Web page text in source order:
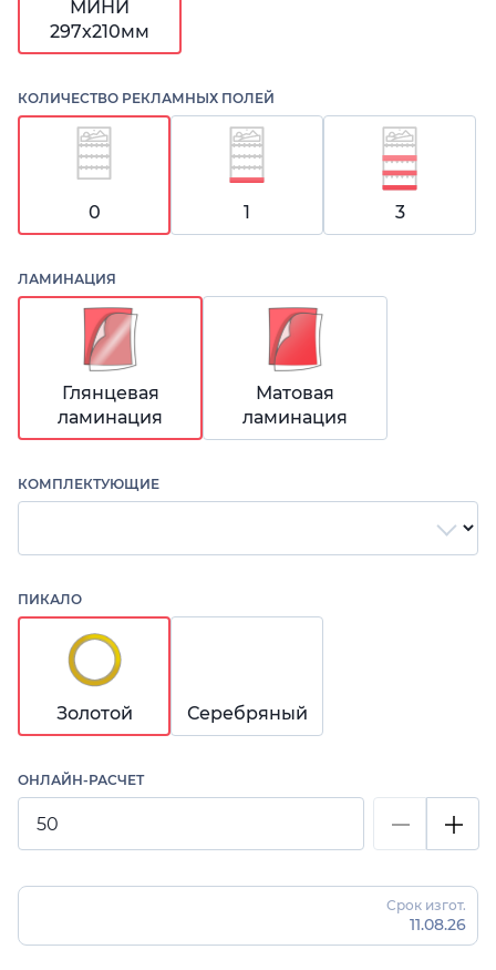
МИНИ
297х210мм
КОЛИЧЕСТВО РЕКЛАМНЫХ ПОЛЕЙ
0 1 3
ЛАМИНАЦИЯ
Глянцевая
ламинация
Матовая
ламинация
КОМПЛЕКТУЮЩИЕ
ПИКАЛО
Золотой Серебряный
ОНЛАЙН-РАСЧЕТ
Срок изгот.
11.08.26